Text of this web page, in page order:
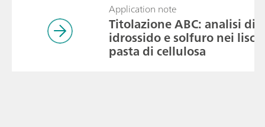
Application note
Titolazione ABC: analisi di
idrossido e solfuro nei
pasta di cellulosa